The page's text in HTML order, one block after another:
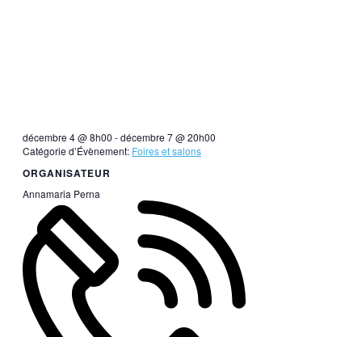
décembre 4 @ 8h00 -décembre 7 @ 20h00
Catégorie d’Évènement: Foires et salons
ORGANISATEUR
Annamaria Perna